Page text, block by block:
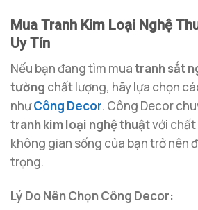
Mua Tranh Kim Loại Nghệ
Uy Tín
Nếu bạn đang tìm muatranh sắt
tường chất lượng, hãy lựa chọn
nhưCông Decor. Công Decor
tranh kim loại nghệ thuậtvới
không gian sống của bạn trở nên
trọng.
Lý Do Nên Chọn Công Decor: